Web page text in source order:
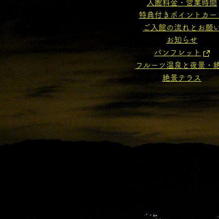
入館料金・営業時間
特典付きポイントカー
ご入館の流れとお願
お知らせ
パンフレット
フルーツ温泉と夜景・
絶景テラス